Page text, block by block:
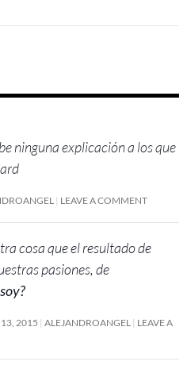
ninguna explicación a los que
LEAVE A COMMENT
cosa que el resultado de
pasiones, de
2015 ALEJANDROANGEL
LEAVE A